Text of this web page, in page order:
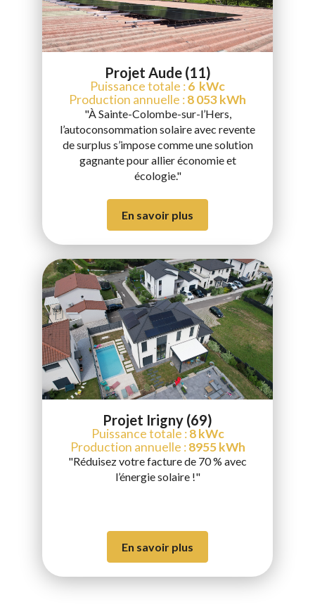
Projet Aude (11)
Puissance totale :6 kWc
Production annuelle :8 053 kWh
"À Sainte-Colombe-sur-l’Hers,
l’autoconsommation solaire avec revente
de surplus s’impose comme une solution
gagnante pour allier économie et
écologie."
En savoir plus
Projet Irigny (69)
Puissance totale :8 kWc
Production annuelle :8955 kWh
"Réduisez votre facture de 70 % avec
l’énergie solaire !"
En savoir plus